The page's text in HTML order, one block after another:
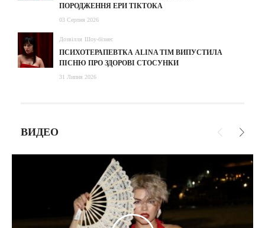
ПОРОДЖЕННЯ ЕРИ ТІКТОКА
03 Серпня 2026
Дозвілля Шоу-бізнес
ПСИХОТЕРАПЕВТКА ALINA TIM ВИПУСТИЛА
ПІСНЮ ПРО ЗДОРОВІ СТОСУНКИ
31 Липня 2026
ВИДЕО